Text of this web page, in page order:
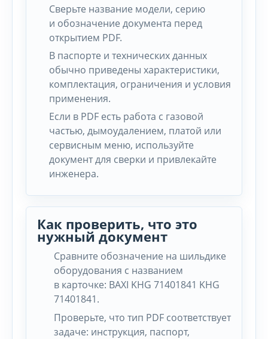
Сверьте название модели, серию
и обозначение документа перед
открытием PDF.
В паспорте и технических данных
обычно приведены характеристики,
комплектация, ограничения и условия
применения.
Если в PDF есть работа с газовой
частью, дымоудалением, платой или
сервисным меню, используйте
документ для сверки и привлекайте
инженера.
Как проверить, что это
нужный документ
Сравните обозначение на шильдике
оборудования с названием
в карточке: BAXI KHG 71401841 KHG
71401841.
Проверьте, что тип PDF соответствует
задаче: инструкция, паспорт,